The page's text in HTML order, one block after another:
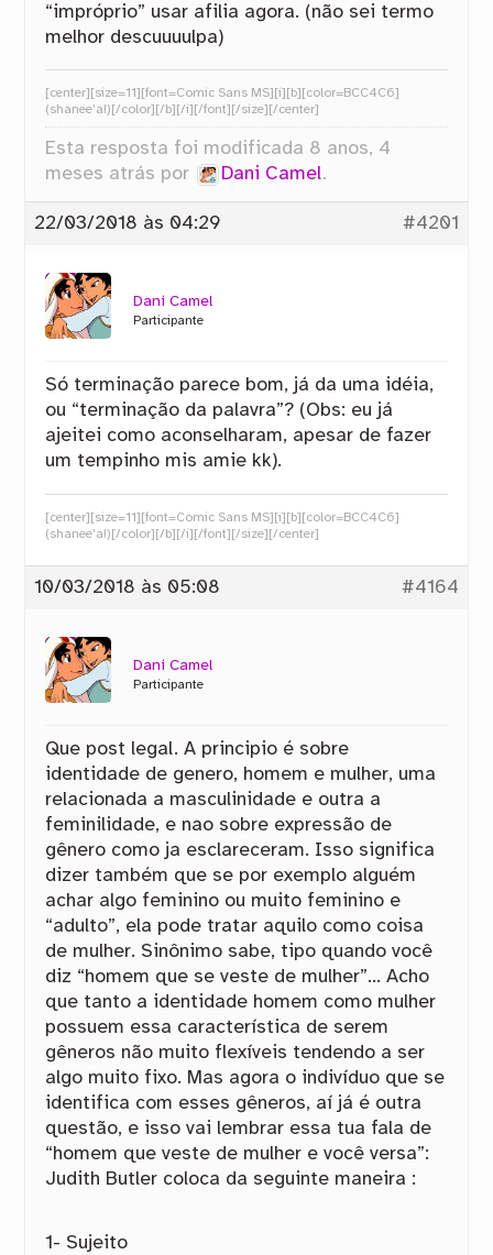
“impróprio” usar afilia agora. (não sei termo
melhor descuuuulpa)
[center][size=11][font=Comic Sans MS][i][b][color=BCC4C6]
(shanee’a!)[/color][/b][/i][/font][/size][/center]
Esta resposta foi modificada 8 anos, 4
meses atrás por
Dani Camel.
22/03/2018 às 04:29 #4201
Dani Camel
Participante
Só terminação parece bom, já da uma idéia,
ou “terminação da palavra”? (Obs: eu já
ajeitei como aconselharam, apesar de fazer
um tempinho mis amie kk).
[center][size=11][font=Comic Sans MS][i][b][color=BCC4C6]
(shanee’a!)[/color][/b][/i][/font][/size][/center]
10/03/2018 às 05:08 #4164
Dani Camel
Participante
Que post legal. A principio é sobre
identidade de genero, homem e mulher, uma
relacionada a masculinidade e outra a
feminilidade, e nao sobre expressão de
gênero como ja esclareceram. Isso significa
dizer também que se por exemplo alguém
achar algo feminino ou muito feminino e
“adulto”, ela pode tratar aquilo como coisa
de mulher. Sinônimo sabe, tipo quando você
diz “homem que se veste de mulher”… Acho
que tanto a identidade homem como mulher
possuem essa característica de serem
gêneros não muito flexíveis tendendo a ser
algo muito fixo. Mas agora o indivíduo que se
identifica com esses gêneros, aí já é outra
questão, e isso vai lembrar essa tua fala de
“homem que veste de mulher e você versa”:
Judith Butler coloca da seguinte maneira :
1- Sujeito